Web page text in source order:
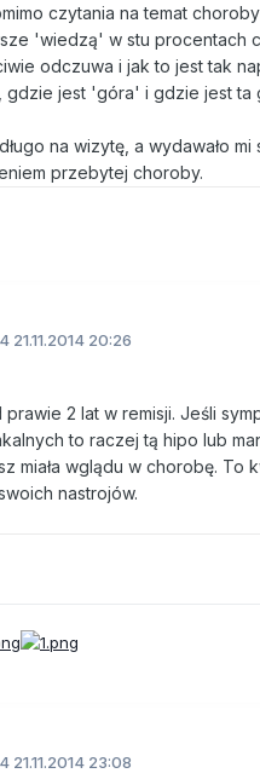
czytania na temat
'wiedzą' w stu procentach
odczuwa i jak to jest tak
jest 'góra' i gdzie jest ta
na wizytę, a wydawało
przebytej choroby.
21.11.2014 20:26
2 lat w remisji. Jeśli
to raczej tą hipo lub
miała wglądu w chorobę.
nastrojów.
21.11.2014 23:08